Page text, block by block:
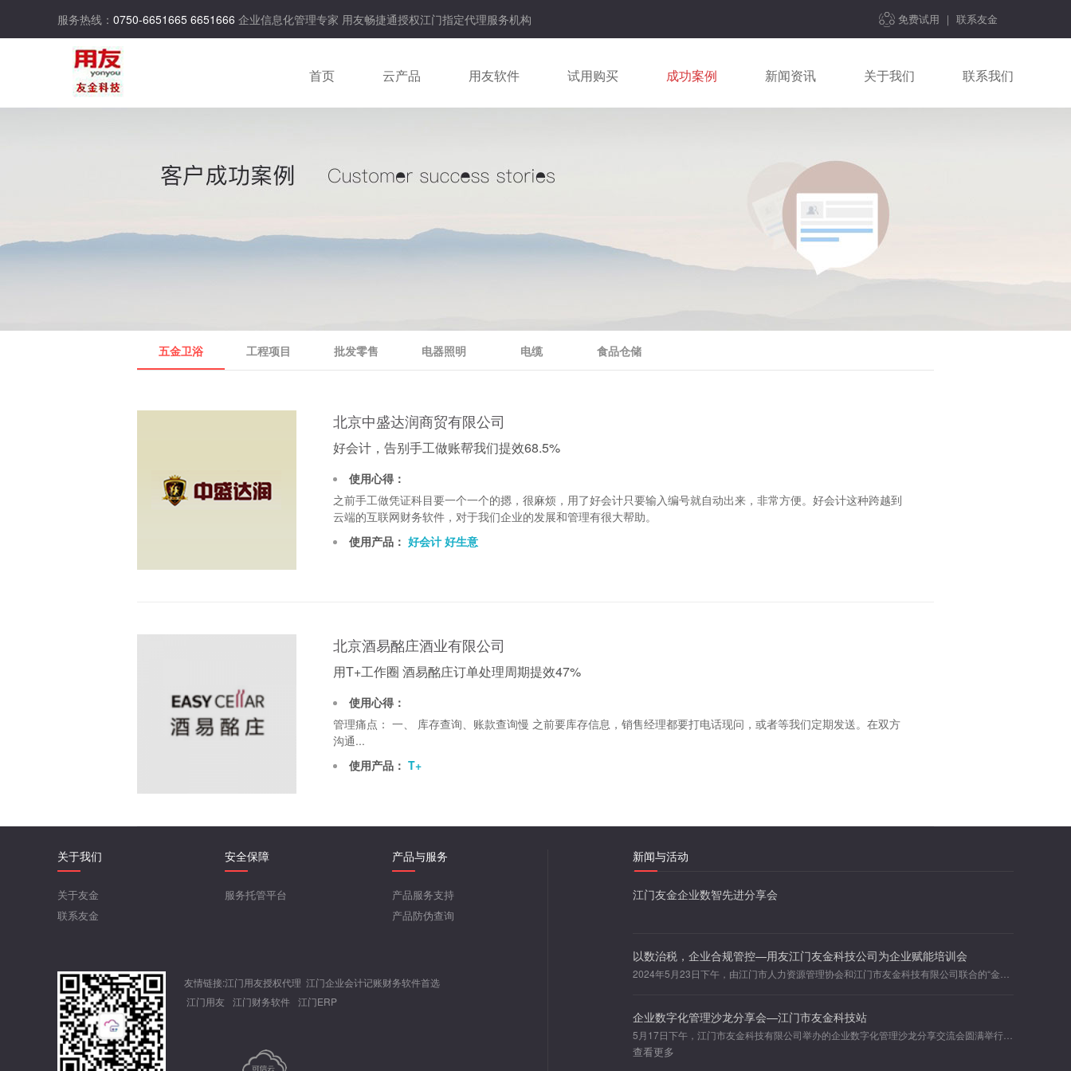
服务热线： 0750-6651665 6651666 企业信息化管理专家 用友畅捷通授权江门指定代理服务机构 免费试用 ｜ 联系友金
首页 云产品 用友软件 试用购买 成功案例 新闻资讯 关于我们 联系我们
五金卫浴 工程项目 批发零售 电器照明 电缆 食品仓储
北京中盛达润商贸有限公司
好会计，告别手工做账帮我们提效68.5%
使用心得：
之前手工做凭证科目要一个一个的摁，很麻烦，用了好会计只要输入编号就自动出来，非常方便。好会计这种跨越到
云端的互联网财务软件，对于我们企业的发展和管理有很大帮助。
使用产品： 好会计 好生意
北京酒易酩庄酒业有限公司
用T+工作圈 酒易酩庄订单处理周期提效47%
使用心得：
管理痛点： 一、 库存查询、账款查询慢 之前要库存信息，销售经理都要打电话现问，或者等我们定期发送。在双方
沟通...
使用产品： T+
关于我们
关于友金
联系友金
安全保障
服务托管平台
产品与服务
产品服务支持
产品防伪查询
江门用友授权代理 江门企业会计记账财务软件首选
友情链接:
江门用友
江门财务软件 江门ERP
新闻与活动
江门友金企业数智先进分享会
以数治税，企业合规管控—用友江门友金科技公司为企业赋能培训会
企业数字化管理沙龙分享会—江门市友金科技站
查看更多